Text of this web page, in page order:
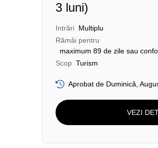
3 luni)
Intrări Multiplu
Rămâi pentru
maximum 89 de zile sau
Scop Turism
Aprobat de Duminică,
VEZI